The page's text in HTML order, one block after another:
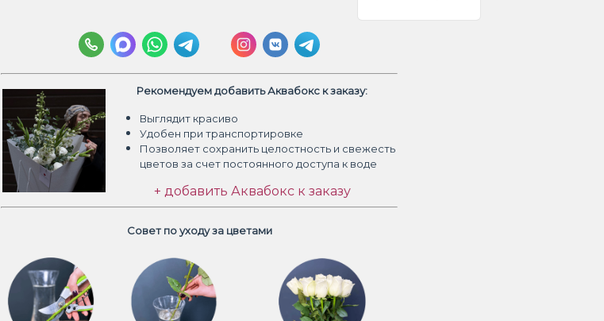
Рекомендуем добавить Аквабокс к заказу:
Выглядит красиво
Удобен при транспортировке
Позволяет сохранить целостность и свежесть
цветов за счет постоянного доступа к воде
+ добавить Аквабокс к заказу
Совет по уходу за цветами